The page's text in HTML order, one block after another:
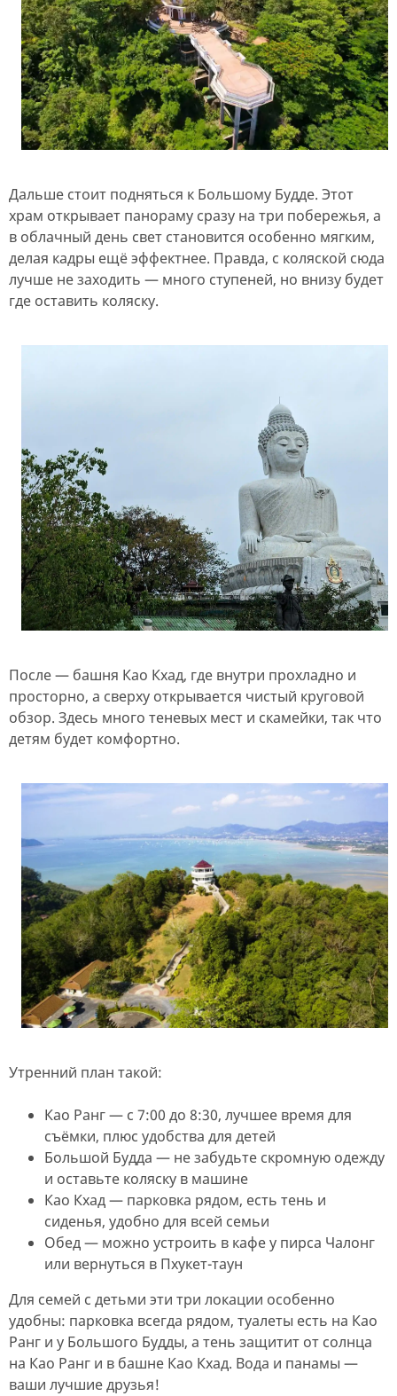
Дальше стоит подняться к Большому Будде. Этот
храм открывает панораму сразу на три побережья, а
в облачный день свет становится особенно мягким,
делая кадры ещё эффектнее. Правда, с коляской сюда
лучше не заходить — много ступеней, но внизу будет
где оставить коляску.
После — башня Као Кхад, где внутри прохладно и
просторно, а сверху открывается чистый круговой
обзор. Здесь много теневых мест и скамейки, так что
детям будет комфортно.
Утренний план такой:
Као Ранг — с 7:00 до 8:30, лучшее время для
съёмки, плюс удобства для детей
Большой Будда — не забудьте скромную одежду
и оставьте коляску в машине
Као Кхад — парковка рядом, есть тень и
сиденья, удобно для всей семьи
Обед — можно устроить в кафе у пирса Чалонг
или вернуться в Пхукет-таун
Для семей с детьми эти три локации особенно
удобны: парковка всегда рядом, туалеты есть на Као
Ранг и у Большого Будды, а тень защитит от солнца
на Као Ранг и в башне Као Кхад. Вода и панамы —
ваши лучшие друзья!